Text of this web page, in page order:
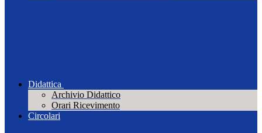
Didattica
Archivio Didattico
Orari Ricevimento
Circolari